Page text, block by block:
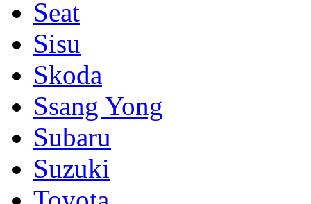
Seat
Sisu
Skoda
Ssang Yong
Subaru
Suzuki